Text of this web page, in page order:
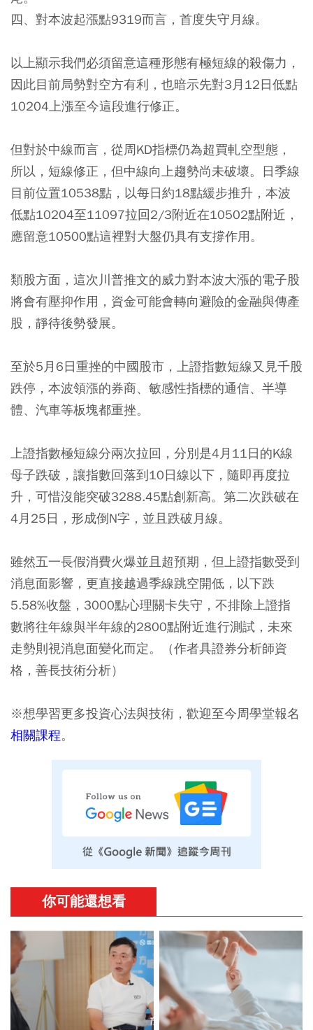
四、對本波起漲點9319而言，首度失守月線。
以上顯示我們必須留意這種形態有極短線的殺傷力，
因此目前局勢對空方有利，也暗示先對3月12日低點
10204上漲至今這段進行修正。
但對於中線而言，從周KD指標仍為超買軋空型態，
所以，短線修正，但中線向上趨勢尚未破壞。日季線
目前位置10538點，以每日約18點緩步推升，本波
低點10204至11097拉回2/3附近在10502點附近，
應留意10500點這裡對大盤仍具有支撐作用。
類股方面，這次川普推文的威力對本波大漲的電子股
將會有壓抑作用，資金可能會轉向避險的金融與傳產
股，靜待後勢發展。
至於5月6日重挫的中國股市，上證指數短線又見千股
跌停，本波領漲的券商、敏感性指標的通信、半導
體、汽車等板塊都重挫。
上證指數極短線分兩次拉回，分別是4月11日的K線
母子跌破，讓指數回落到10日線以下，隨即再度拉
升，可惜沒能突破3288.45點創新高。第二次跌破在
4月25日，形成倒N字，並且跌破月線。
雖然五一長假消費火爆並且超預期，但上證指數受到
消息面影響，更直接越過季線跳空開低，以下跌
5.58%收盤，3000點心理關卡失守，不排除上證指
數將往年線與半年線的2800點附近進行測試，未來
走勢則視消息面變化而定。（作者具證券分析師資
格，善長技術分析）
※想學習更多投資心法與技術，歡迎至今周學堂報名
相關課程。